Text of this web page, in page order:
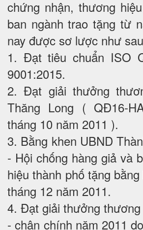
chứng nhận, thương
ban ngành trao tặng từ
nay được sơ lược như
1. Đạt tiêu chuẩn ISO
9001:2015.
2. Đạt giải thưởng
Thăng Long ( QĐ16-
tháng 10 năm 2011 ).
3. Bằng khen UBND
- Hội chống hàng giả và
hiệu thành phố tặng
tháng 12 năm 2011.
4. Đạt giải thưởng
- chân chính năm 2011